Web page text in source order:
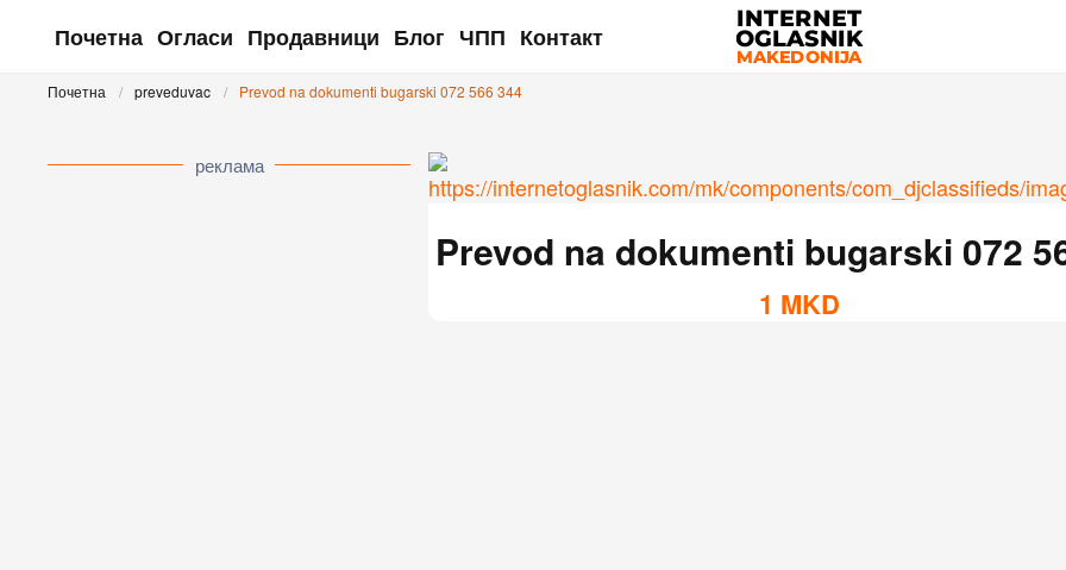
Почетна Огласи Продавници Блог ЧПП Контакт
Почетна preveduvac Prevod na dokumenti bugarski 072 566 344
реклама
Prevod na dokumenti bugarski 072
1 MKD